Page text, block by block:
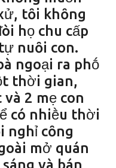
tȏi khȏng
họ chu cấp
nuȏi con.
ngoại ra phṓ
thời gian,
và 2 mẹ con
có nhiḕu thời
nghỉ cȏng
mở quán
và bán